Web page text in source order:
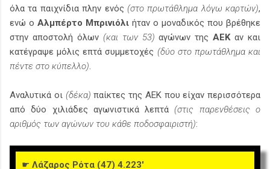
όλα τα παιχνίδια πλην ενός (στο πρωτάθλημα λόγω καρτών),
ενώ ο Αλμπέρτο Μπρινιόλι ήταν ο μοναδικός που βρέθηκε
στην αποστολή όλων (και των 53) αγώνων τηςΑΕΚαν και
κατέγραψε μόλις επτά συμμετοχές (δύο στο πρωτάθλημα και
πέντε στο κύπελλο)
Αναλυτικά οι (δέκα) παίκτες της ΑΕΚ που είχαν περισσότερα
από δύο χιλιάδες αγωνιστικά λεπτά(στις παρενθέσεις ο
αριθμός των αγώνων του κάθε ποδοσφαιριστή):
☛ Λάζαρος Ρότα (47) 4.223'